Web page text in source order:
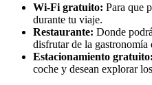
Wi-Fi gratuito: Para que
durante tu viaje.
Restaurante: Donde
disfrutar de la gastronomía
Estacionamiento gratuito:
coche y desean explorar